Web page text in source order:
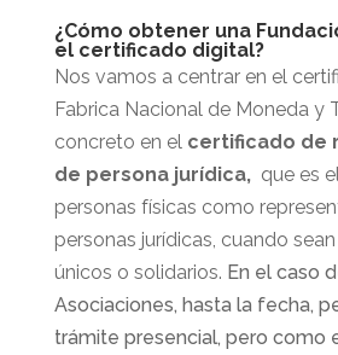
¿Cómo obtener una
el certificado digital?
Nos vamos a centrar en el
Fabrica Nacional de Moneda y
concreto en el certificado de
de persona jurídica, que es
personas físicas como
personas jurídicas, cuando
únicos o solidarios. En el caso
Asociaciones, hasta la fecha,
trámite presencial, pero como